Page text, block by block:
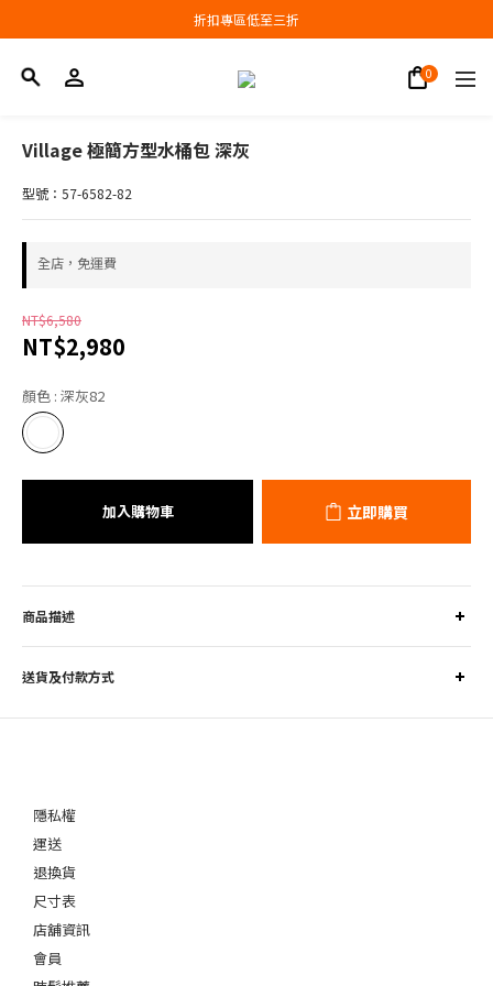
會員結帳新品滿3000現抵300，滿6000現抵1000
折扣專區低至三折
Village 極簡方型水桶包 深灰
型號：57-6582-82
全店，免運費
NT$6,580
NT$2,980
顏色 : 深灰82
加入購物車 立即購買
商品描述
送貨及付款方式
隱私權
運送
退換貨
尺寸表
店舖資訊
會員